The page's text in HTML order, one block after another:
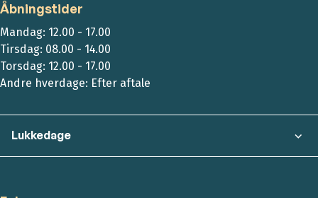
Åbningstider
Mandag: 12.00 - 17.00
Tirsdag: 08.00 - 14.00
Torsdag: 12.00 - 17.00
Andre hverdage: Efter aftale
Lukkedage